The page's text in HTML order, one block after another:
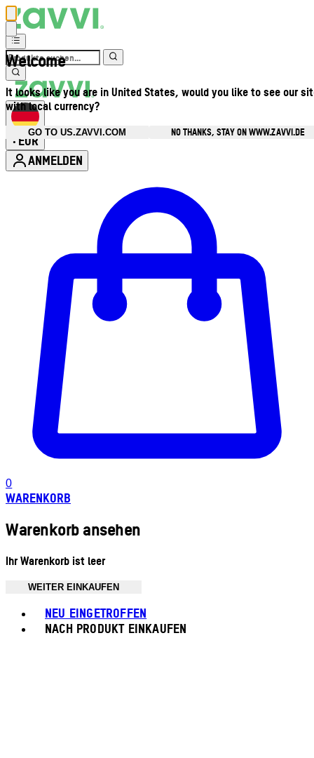
Welcome
It looks like you are in United States, would you like to see our
with local currency?
GO TO US.ZAVVI.COM
NO THANKS, STAY ON WWW.ZAVVI.DE
• EUR
ANMELDEN
0
WARENKORB
Warenkorb ansehen
Ihr Warenkorb ist leer
WEITER EINKAUFEN
NEU EINGETROFFEN
NACH PRODUKT EINKAUFEN